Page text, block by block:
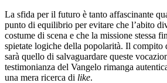
La sfida per il futuro è tanto affascinante
punto di equilibrio per evitare che l’abito
costume di scena e che la missione stessa
spietate logiche della popolarità. Il compito
sarà quello di salvaguardare queste
testimonianza del Vangelo rimanga
una mera ricerca di like.